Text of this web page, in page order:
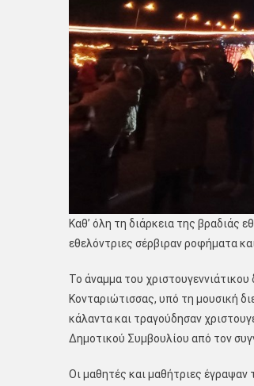
Καθ’ όλη τη διάρκεια της βραδιάς
εθελόντριες σέρβιραν ροφήματα
Το άναμμα του
Κονταριώτισσας, υπό τη μουσική
κάλαντα και τραγούδησαν
Δημοτικού Συμβουλίου από τον
Οι μαθητές και μαθήτριες έγραψαν